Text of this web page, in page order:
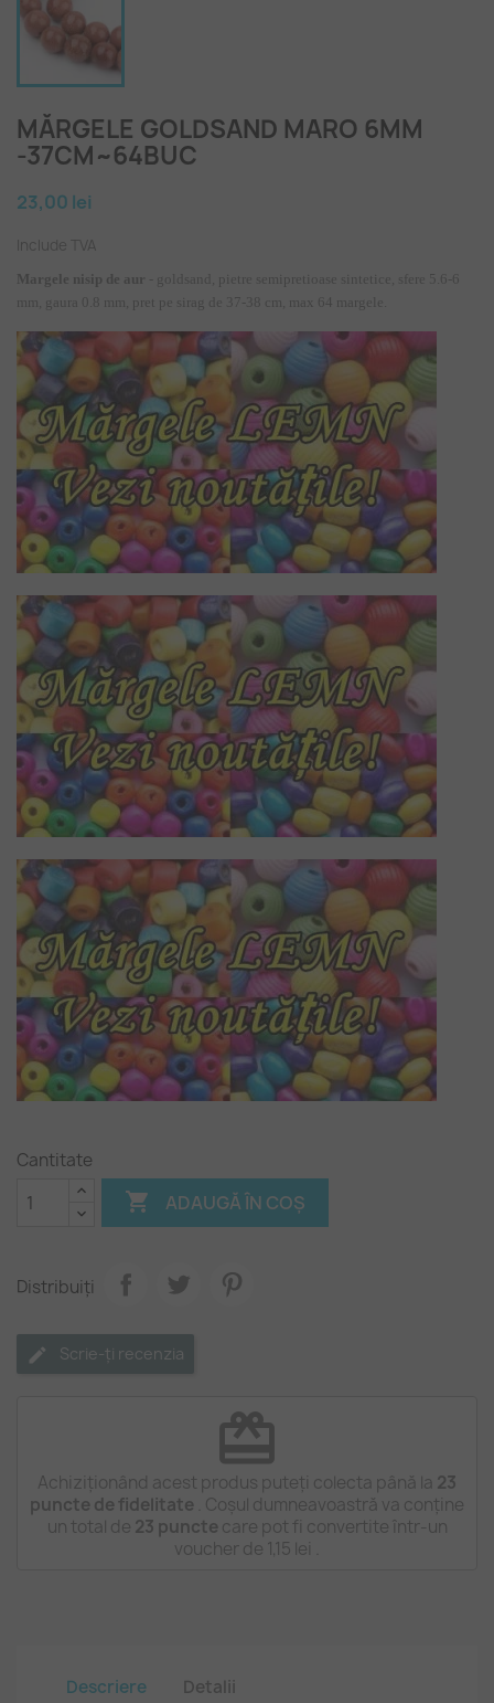
MĂRGELE GOLDSAND MARO 6MM
-37CM~64BUC
23,00 lei
Include TVA
Margele nisip de aur - goldsand, pietre semipretioase sintetice, sfere 5.6-6
mm, gaura 0.8 mm, pret pe sirag de 37-38 cm, max 64 margele.
Cantitate
 ADAUGĂ ÎN COȘ
Distribuiți
Scrie-ți recenzia
redeem
Achiziționând acest produs puteți colecta până la 23
puncte de fidelitate . Coșul dumneavoastră va conține
un total de 23 puncte care pot fi convertite într-un
voucher de 1,15 lei
Descriere Detalii